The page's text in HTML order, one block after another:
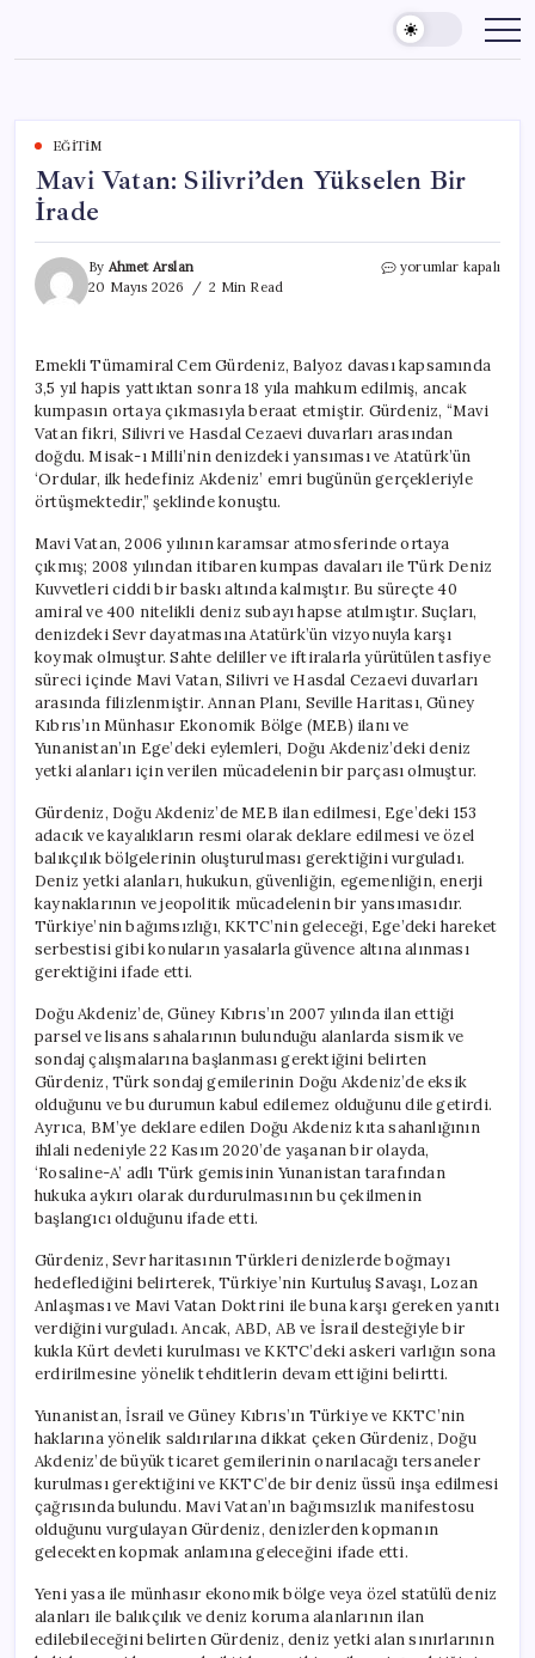
content
EĞITIM
Mavi Vatan: Silivri’den Yükselen Bir
İrade
By Ahmet Arslan
20 Mayıs 2026
2 Min Read
Mavi
İrade
için
yorumlar kapalı
Emekli Tümamiral Cem Gürdeniz, Balyoz davası kapsamında
3,5 yıl hapis yattıktan sonra 18 yıla mahkum edilmiş, ancak
kumpasın ortaya çıkmasıyla beraat etmiştir. Gürdeniz, “Mavi
Vatan fikri, Silivri ve Hasdal Cezaevi duvarları arasından
doğdu. Misak-ı Milli’nin denizdeki yansıması ve Atatürk’ün
‘Ordular, ilk hedefiniz Akdeniz’ emri bugünün gerçekleriyle
örtüşmektedir,” şeklinde konuştu.
Mavi Vatan, 2006 yılının karamsar atmosferinde ortaya
çıkmış; 2008 yılından itibaren kumpas davaları ile Türk Deniz
Kuvvetleri ciddi bir baskı altında kalmıştır. Bu süreçte 40
amiral ve 400 nitelikli deniz subayı hapse atılmıştır. Suçları,
denizdeki Sevr dayatmasına Atatürk’ün vizyonuyla karşı
koymak olmuştur. Sahte deliller ve iftiralarla yürütülen tasfiye
süreci içinde Mavi Vatan, Silivri ve Hasdal Cezaevi duvarları
arasında filizlenmiştir. Annan Planı, Seville Haritası, Güney
Kıbrıs’ın Münhasır Ekonomik Bölge (MEB) ilanı ve
Yunanistan’ın Ege’deki eylemleri, Doğu Akdeniz’deki deniz
yetki alanları için verilen mücadelenin bir parçası olmuştur.
Gürdeniz, Doğu Akdeniz’de MEB ilan edilmesi, Ege’deki 153
adacık ve kayalıkların resmi olarak deklare edilmesi ve özel
balıkçılık bölgelerinin oluşturulması gerektiğini vurguladı.
Deniz yetki alanları, hukukun, güvenliğin, egemenliğin, enerji
kaynaklarının ve jeopolitik mücadelenin bir yansımasıdır.
Türkiye’nin bağımsızlığı, KKTC’nin geleceği, Ege’deki hareket
serbestisi gibi konuların yasalarla güvence altına alınması
gerektiğini ifade etti.
Doğu Akdeniz’de, Güney Kıbrıs’ın 2007 yılında ilan ettiği
parsel ve lisans sahalarının bulunduğu alanlarda sismik ve
sondaj çalışmalarına başlanması gerektiğini belirten
Gürdeniz, Türk sondaj gemilerinin Doğu Akdeniz’de eksik
olduğunu ve bu durumun kabul edilemez olduğunu dile getirdi.
Ayrıca, BM’ye deklare edilen Doğu Akdeniz kıta sahanlığının
ihlali nedeniyle 22 Kasım 2020’de yaşanan bir olayda,
‘Rosaline-A’ adlı Türk gemisinin Yunanistan tarafından
hukuka aykırı olarak durdurulmasının bu çekilmenin
başlangıcı olduğunu ifade etti.
Gürdeniz, Sevr haritasının Türkleri denizlerde boğmayı
hedeflediğini belirterek, Türkiye’nin Kurtuluş Savaşı, Lozan
Anlaşması ve Mavi Vatan Doktrini ile buna karşı gereken yanıtı
verdiğini vurguladı. Ancak, ABD, AB ve İsrail desteğiyle bir
kukla Kürt devleti kurulması ve KKTC’deki askeri varlığın sona
erdirilmesine yönelik tehditlerin devam ettiğini belirtti.
Yunanistan, İsrail ve Güney Kıbrıs’ın Türkiye ve KKTC’nin
haklarına yönelik saldırılarına dikkat çeken Gürdeniz, Doğu
Akdeniz’de büyük ticaret gemilerinin onarılacağı tersaneler
kurulması gerektiğini ve KKTC’de bir deniz üssü inşa edilmesi
çağrısında bulundu. Mavi Vatan’ın bağımsızlık manifestosu
olduğunu vurgulayan Gürdeniz, denizlerden kopmanın
gelecekten kopmak anlamına geleceğini ifade etti.
Yeni yasa ile münhasır ekonomik bölge veya özel statülü deniz
alanları ile balıkçılık ve deniz koruma alanlarının ilan
edilebileceğini belirten Gürdeniz, deniz yetki alan sınırlarının